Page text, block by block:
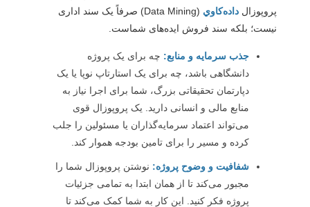
پروپوزالداده‌کاوي
(Data Mining) صرفاً یک سند اداری
نیست؛ بلکه سند فروش ایده‌های شماست.
جذب سرمایه و منابع: چه برای یک پروژه
دانشگاهی باشد، چه برای یک استارتاپ نوپا یا یک
دپارتمان تحقیقاتی بزرگ، شما برای اجرا نیاز به
منابع مالی و انسانی دارید. یک پروپوزال قوی
می‌تواند اعتماد سرمایه‌گذاران یا مسئولین را جلب
کرده و مسیر را برای تامین بودجه هموار کند.
شفافیت و وضوح پروژه:نوشتن پروپوزال شما را
مجبور می‌کند تا از همان ابتدا به تمامی جزئیات
پروژه فکر کنید. این کار به شما کمک می‌کند تا